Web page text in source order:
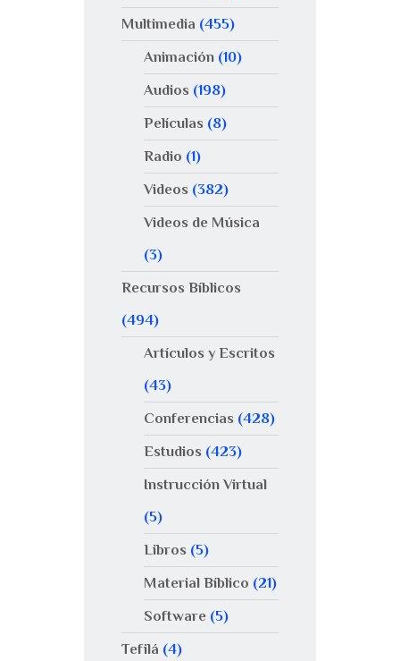
Multimedia (455)
Animación(10)
Audios (198)
Películas (8)
Radio (1)
Videos (382)
Videos de Música
(3)
Recursos Bíblicos
(494)
Artículos y Escritos
(43)
Conferencias (428)
Estudios (423)
Instrucción Virtual
(5)
Libros (5)
Material Bíblico (21)
Software(5)
Tefilá (4)